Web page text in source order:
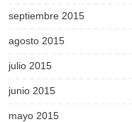
septiembre 2015
agosto 2015
julio 2015
junio 2015
mayo 2015